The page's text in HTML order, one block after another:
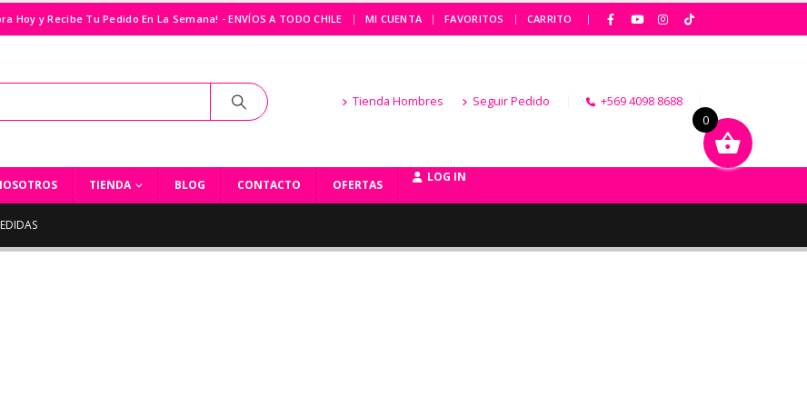
Hoy y Recibe Tu Pedido En La Semana! - ENVÍOS A TODO CHILE | MI CUENTA FAVORITOS CARRITO |
Tienda Hombres Seguir Pedido +569 4098 8688
TIENDA BLOG CONTACTO OFERTAS
LOG IN
0